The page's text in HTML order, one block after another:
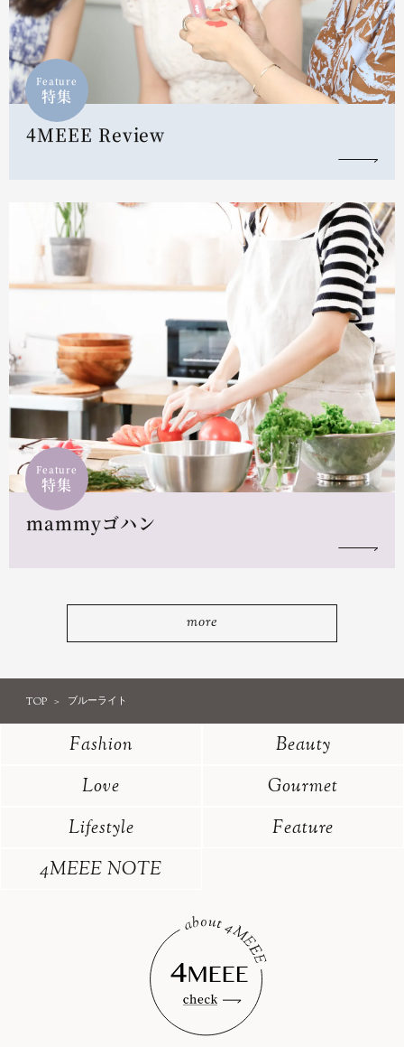
Feature
特集
4MEEE Review
Feature
特集
mammyゴハン
more
TOP ブルーライト
Fashion
Beauty
Love
Gourmet
Lifestyle
Feature
4MEEE NOTE